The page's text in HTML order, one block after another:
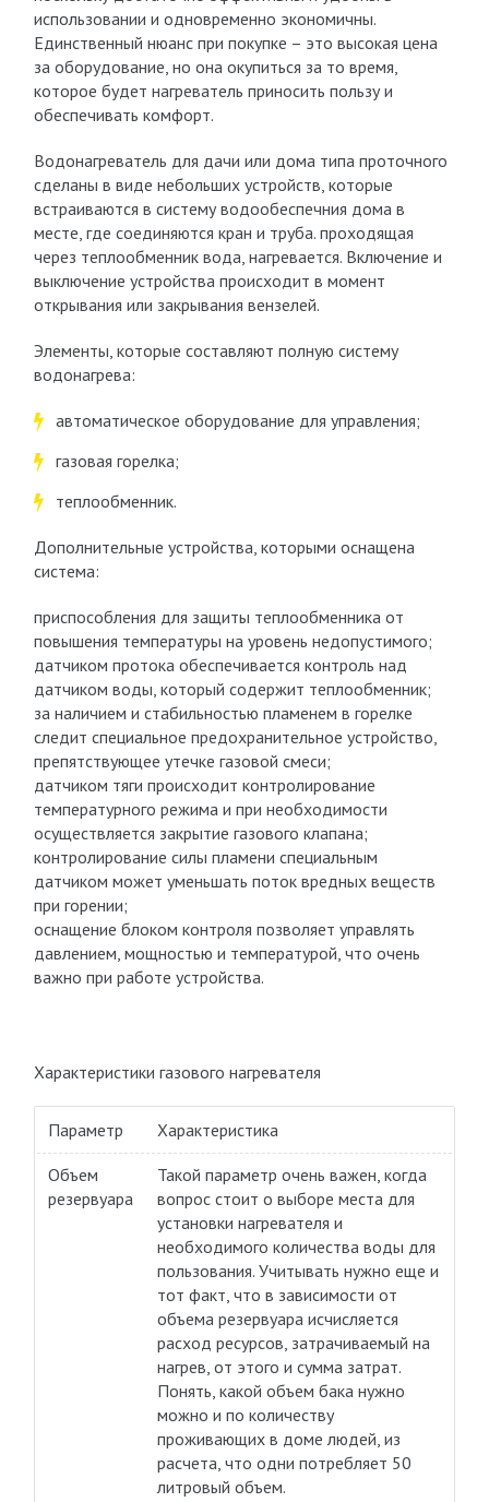
использовании и одновременно экономичны.
Единственный нюанс при покупке – это высокая цена
за оборудование, но она окупиться за то время,
которое будет нагреватель приносить пользу и
обеспечивать комфорт.
Водонагреватель для дачи или дома типа проточного
сделаны в виде небольших устройств, которые
встраиваются в систему водообеспечния дома в
месте, где соединяются кран и труба. проходящая
через теплообменник вода, нагревается. Включение и
выключение устройства происходит в момент
открывания или закрывания вензелей.
Элементы, которые составляют полную систему
водонагрева:
автоматическое оборудование для управления;
газовая горелка;
теплообменник.
Дополнительные устройства, которыми оснащена
система:
приспособления для защиты теплообменника от
повышения температуры на уровень недопустимого;
датчиком протока обеспечивается контроль над
датчиком воды, который содержит теплообменник;
за наличием и стабильностью пламенем в горелке
следит специальное предохранительное устройство,
препятствующее утечке газовой смеси;
датчиком тяги происходит контролирование
температурного режима и при необходимости
осуществляется закрытие газового клапана;
контролирование силы пламени специальным
датчиком может уменьшать поток вредных веществ
при горении;
оснащение блоком контроля позволяет управлять
давлением, мощностью и температурой, что очень
важно при работе устройства.
Характеристики газового нагревателя
Параметр Характеристика
Объем
резервуара
Такой параметр очень важен, когда
вопрос стоит о выборе места для
установки нагревателя и
необходимого количества воды для
пользования. Учитывать нужно еще и
тот факт, что в зависимости от
объема резервуара исчисляется
расход ресурсов, затрачиваемый на
нагрев, от этого и сумма затрат.
Понять, какой объем бака нужно
можно и по количеству
проживающих в доме людей, из
расчета, что одни потребляет 50
литровый объем.